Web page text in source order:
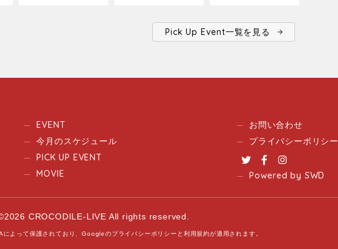
Pick Up Event一覧を見る
EVENT
今月のスケジュール
PICK UP EVENT
MOVIE
お問い合わせ
プライバシーポリシー
TwitterFacebook
Powered by SWD
CROCODILE-LIVE All rights reserved.
によって保護されており、Googleのプライバシーポリシー と 利用規約が適用されます。